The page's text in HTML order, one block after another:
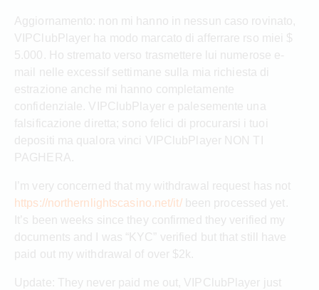
Aggiornamento: non mi hanno in nessun caso rovinato,
VIPClubPlayer ha modo marcato di afferrare rso miei $
5.000. Ho stremato verso trasmettere lui numerose e-
mail nelle excessif settimane sulla mia richiesta di
estrazione anche mi hanno completamente
confidenziale. VIPClubPlayer e palesemente una
falsificazione diretta; sono felici di procurarsi i tuoi
depositi ma qualora vinci VIPClubPlayer NON TI
PAGHERA.
I’m very concerned that my withdrawal request has not
https://northernlightscasino.net/it/been processed yet.
It’s been weeks since they confirmed they verified my
documents and I was “KYC” verified but that still have
paid out my withdrawal of over $2k.
Update: They never paid me out, VIPClubPlayer just